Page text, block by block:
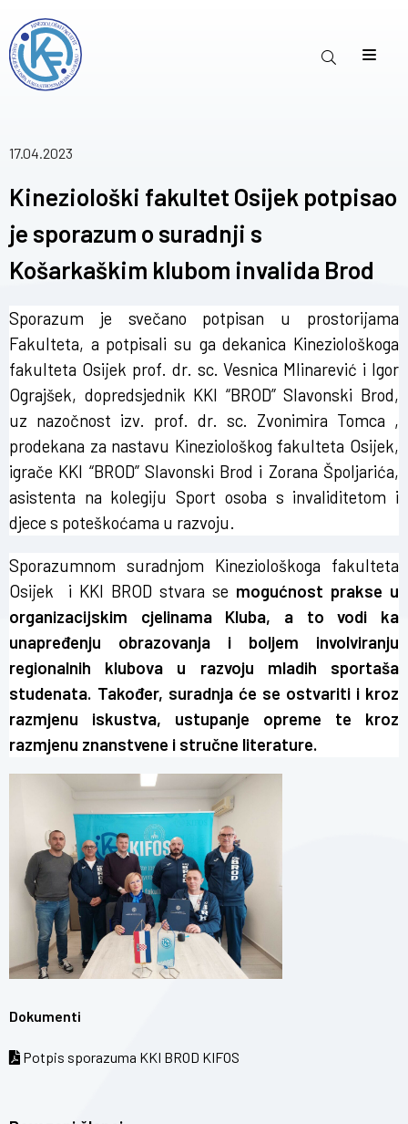
17.04.2023
Kineziološki fakultet Osijek potpisao
je sporazum o suradnji s
Košarkaškim klubom invalida Brod
Sporazum je svečano potpisan u prostorijama
Fakulteta, a potpisali su ga dekanica Kineziološkoga
fakulteta Osijek prof. dr. sc. Vesnica Mlinarević i Igor
Ograjšek, dopredsjednik KKI “BROD” Slavonski Brod,
uz nazočnost izv. prof. dr. sc. Zvonimira Tomca ,
prodekana za nastavu Kineziološkog fakulteta Osijek,
igrače KKI “BROD” Slavonski Brod i Zorana Špoljarića,
asistenta na kolegiju Sport osoba s invaliditetom i
djece s poteškoćama u razvoju.
Sporazumnom suradnjom Kineziološkoga fakulteta
Osijek i KKI BROD stvara se mogućnost prakse u
organizacijskim cjelinama Kluba, a to vodi ka
unapređenju obrazovanja i boljem involviranju
regionalnih klubova u razvoju mladih sportaša
studenata. Također, suradnja će se ostvariti i kroz
razmjenu iskustva, ustupanje opreme te kroz
razmjenu znanstvene i stručne literature.
Dokumenti
Potpis sporazuma KKI BROD KIFOS